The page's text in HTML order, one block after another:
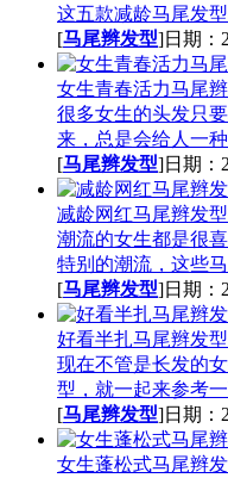
这五款减龄马尾发
[马尾辫发型]日期：
女生青春活力马尾
很多女生的头发只
来，总是会给人一
[马尾辫发型]日期：
减龄网红马尾辫发
潮流的女生都是很
特别的潮流，这些
[马尾辫发型]日期：
好看半扎马尾辫发
现在不管是长发的
型，就一起来参考
[马尾辫发型]日期：
女生蓬松式马尾辫